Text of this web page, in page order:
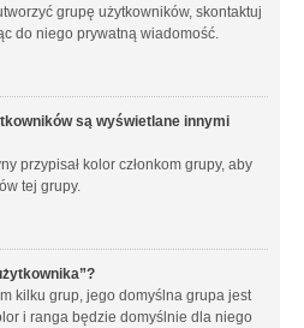
grupę użytkowników, skontaktuj
do niego prywatną wiadomość.
są wyświetlane innymi
przypisał kolor członkom grupy, aby
tej grupy.
kilku grup, jego domyślna grupa jest
i ranga będzie domyślnie dla niego